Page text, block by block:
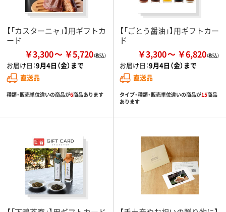
【「カスターニャ」】用ギフトカ
ード
￥3,300 ￥5,720
お届け日：9月4日（金）まで
直送品
種類・販売単位違いの商品が6商品あります
【「ごとう醤油」】用ギフトカー
ド
￥3,300 ￥6,820
お届け日：9月4日（金）まで
直送品
タイプ・種類・販売単位違いの商品が15商品
あります